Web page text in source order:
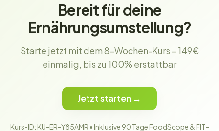
Bereit für deine
Ernährungsumstellung?
Starte jetzt mit dem 8-Wochen-Kurs – 149€
einmalig, bis zu 100% erstattbar
Jetzt starten →
Kurs-ID: KU-ER-Y85AMR • Inklusive 90 Tage FoodScope & FIT-